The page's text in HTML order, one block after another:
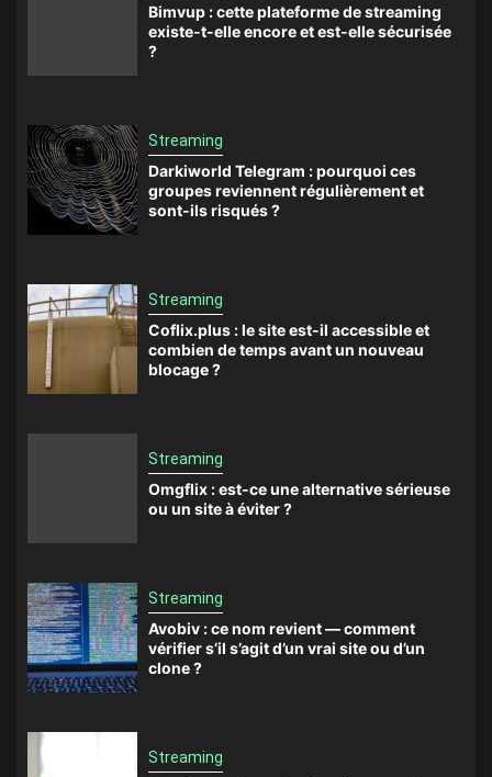
Bimvup : cette plateforme de streaming
existe-t-elle encore et est-elle sécurisée
?
Streaming
Darkiworld Telegram : pourquoi ces
groupes reviennent régulièrement et
sont-ils risqués ?
Streaming
Coflix.plus : le site est-il accessible et
combien de temps avant un nouveau
blocage ?
Streaming
Omgflix : est-ce une alternative sérieuse
ou un site à éviter ?
Streaming
Avobiv : ce nom revient — comment
vérifier s’il s’agit d’un vrai site ou d’un
clone ?
Streaming